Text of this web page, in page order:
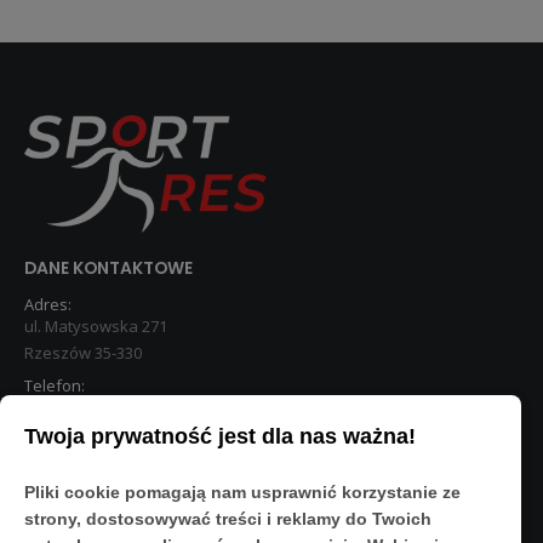
DANE KONTAKTOWE
Adres:
ul. Matysowska 271
Rzeszów 35-330
Telefon:
STREFA KLIENTA
Moje konto
O Nas
Twoja prywatność jest dla nas ważna!
Pliki cookie pomagają nam usprawnić korzystanie ze
strony, dostosowywać treści i reklamy do Twoich